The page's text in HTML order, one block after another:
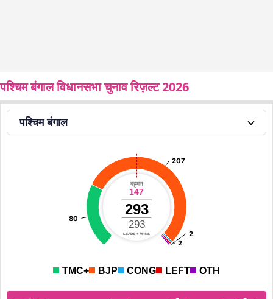
पश्चिम बंगाल विधानसभा चुनाव रिज़ल्ट 2026